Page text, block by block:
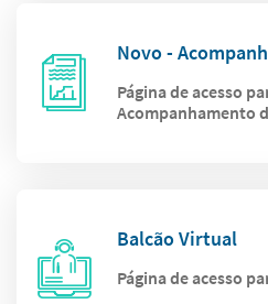
Novo -
Página de acesso
Acompanhamento
Balcão Virtual
Página de acesso